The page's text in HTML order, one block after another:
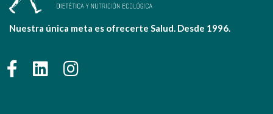
Nuestra única meta es ofrecerte Salud. Desde 1996.